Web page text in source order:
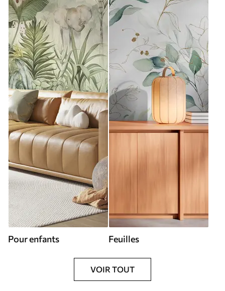
Pour enfants Feuilles
VOIR TOUT